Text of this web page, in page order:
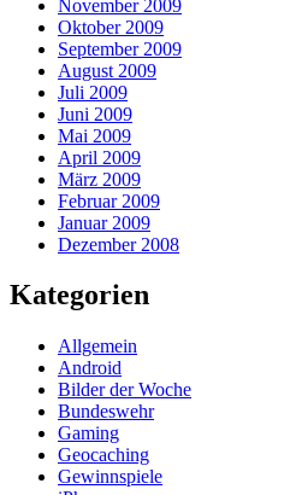
November 2009
Oktober 2009
September 2009
August 2009
Juli 2009
Juni 2009
Mai 2009
April 2009
März 2009
Februar 2009
Januar 2009
Dezember 2008
Kategorien
Allgemein
Android
Bilder der Woche
Bundeswehr
Gaming
Geocaching
Gewinnspiele